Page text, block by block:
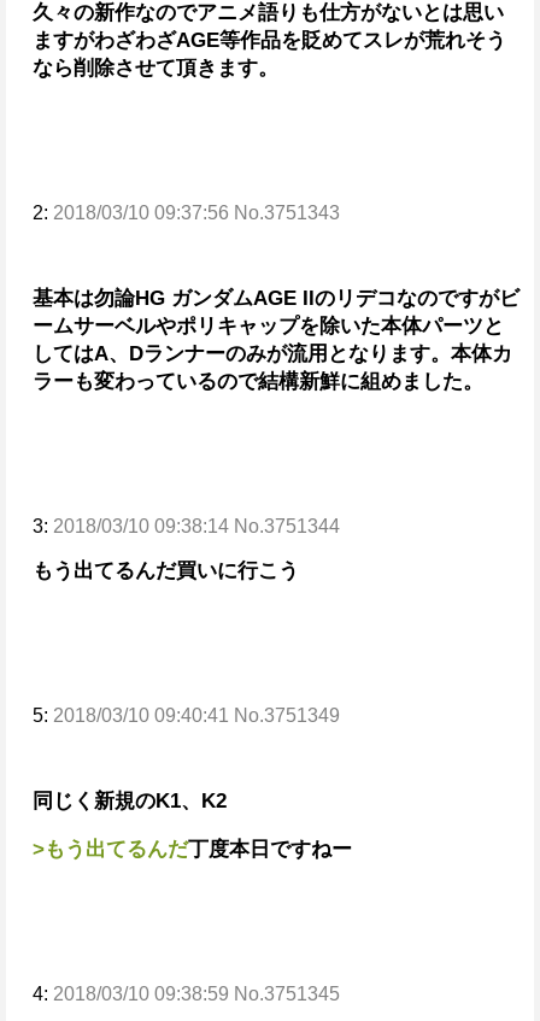
久々の新作なのでアニメ語りも仕方がないとは思い
ますがわざわざAGE等作品を貶めてスレが荒れそう
なら削除させて頂きます。
2: 2018/03/10 09:37:56 No.3751343
基本は勿論HG ガンダムAGE IIのリデコなのですがビ
ームサーベルやポリキャップを除いた本体パーツと
してはA、Dランナーのみが流用となります。 本体カ
ラーも変わっているので結構新鮮に組めました。
3: 2018/03/10 09:38:14 No.3751344
もう出てるんだ買いに行こう
5: 2018/03/10 09:40:41 No.3751349
同じく新規のK1、K2
>もう出てるんだ丁度本日ですねー
4: 2018/03/10 09:38:59 No.3751345